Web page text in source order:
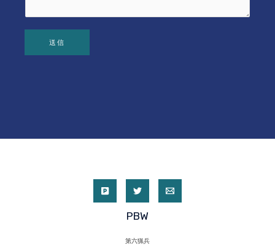
送信
PBW
第六猟兵